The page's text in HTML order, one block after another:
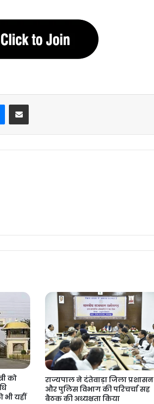
Messenger
Share via Email
को
भी यहीं
राज्यपाल ने दंतेवाड़ा जिला प्रशासन
और पुलिस विभाग की परिचर्चा सह
बैठक की अध्यक्षता किया